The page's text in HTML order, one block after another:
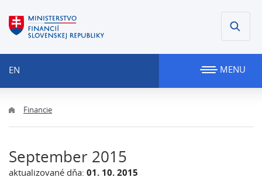
EN MENU
Financie
September 2015
aktualizované dňa: 01. 10. 2015